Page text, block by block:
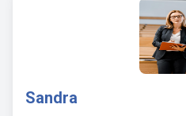
Sandra